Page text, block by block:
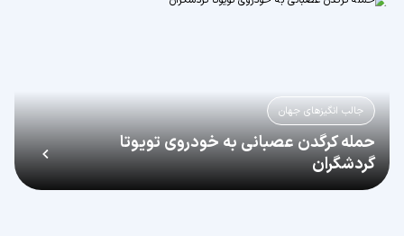
جالب انگیزهای جهان
حمله کرگدن عصبانی به خودروی تویوتا
گردشگران